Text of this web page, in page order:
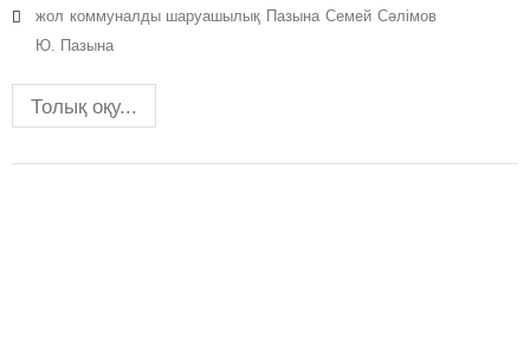
жол коммуналды шаруашылық Пазына Семей Сәлімов
Ю. Пазына
Толық оқу...